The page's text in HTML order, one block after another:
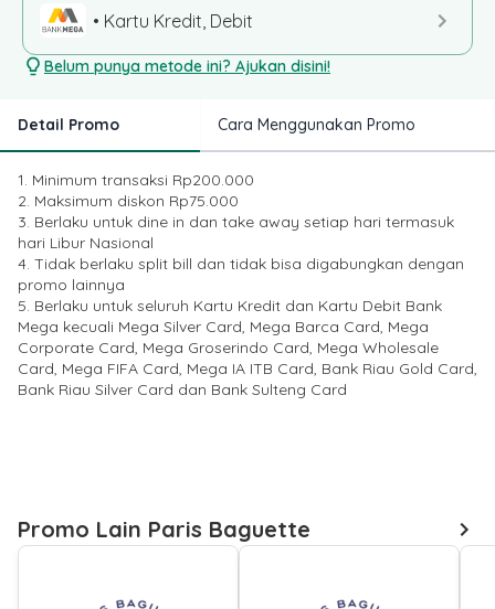
• Kartu Kredit, Debit
Belum punya metode ini? Ajukan disini!
Detail Promo Cara Menggunakan Promo
1. Minimum transaksi Rp200.000
2. Maksimum diskon Rp75.000
3. Berlaku untuk dine in dan take away setiap hari termasuk
hari Libur Nasional
4. Tidak berlaku split bill dan tidak bisa digabungkan dengan
promo lainnya
5. Berlaku untuk seluruh Kartu Kredit dan Kartu Debit Bank
Mega kecuali Mega Silver Card, Mega Barca Card, Mega
Corporate Card, Mega Groserindo Card, Mega Wholesale
Card, Mega FIFA Card, Mega IA ITB Card, Bank Riau Gold Card,
Bank Riau Silver Card dan Bank Sulteng Card
Promo Lain Paris Baguette